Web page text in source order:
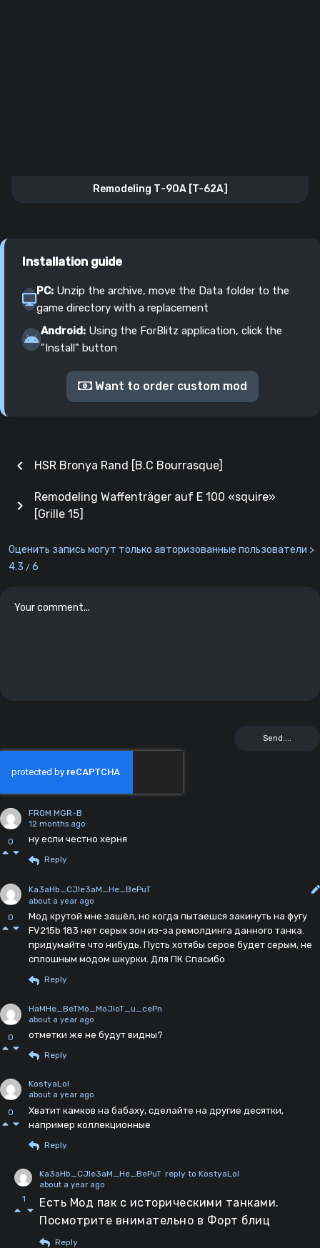
Remodeling Т-90А [T-62A]
Installation guide
PC: Unzip the archive, move the Data folder to the
game directory with a replacement
Android: Using the ForBlitz application, click the
"Install" button
Want to order custom mod
chevron_left HSR Bronya Rand [B.C Bourrasque]
Remodeling Waffenträger auf E 100 «squire»
[Grille 15]
chevron_right
Оценить запись могут только авторизованные пользователи >
4.3 / 6
0
FROM MGR-B
12 months ago
ну если честно херня
Reply
0
Ka3aHb_CJIe3aM_He_BePuT
about a year ago
Мод крутой мне зашёл, но когда пытаешся закинуть на фугу
FV215b 183 нет серых зон из-за ремолдинга данного танка.
придумайте что нибудь. Пусть хотябы серое будет серым, не
сплошным модом шкурки. Для ПК Спасибо
Reply
0
HaMHe_BeTMo_MoJIoT_u_cePn
about a year ago
отметки же не будут видны?
Reply
0
KostyaLol
about a year ago
Хватит камков на бабаху, сделайте на другие десятки,
например коллекционные
Reply
1
Ka3aHb_CJIe3aM_He_BePuT reply to KostyaLol
about a year ago
Есть Мод пак с историческими танками.
Посмотрите внимательно в Форт блиц
Reply